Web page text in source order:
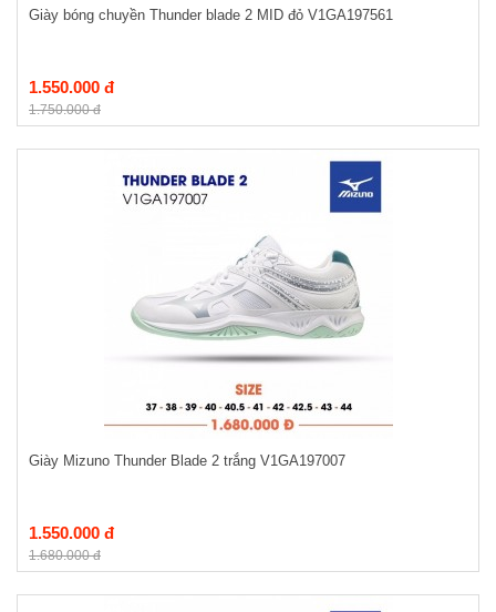
Giày bóng chuyền Thunder blade 2 MID đỏ V1GA197561
1.550.000 đ
1.750.000 đ
Giày Mizuno Thunder Blade 2 trắng V1GA197007
1.550.000 đ
1.680.000 đ